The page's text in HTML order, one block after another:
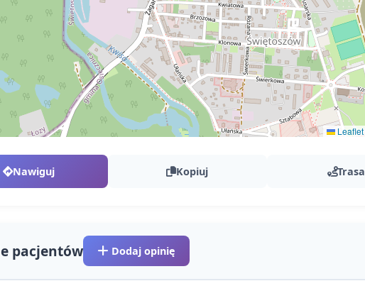
Leaflet
Nawiguj Kopiuj Trasa
pacjentów Dodaj opinię